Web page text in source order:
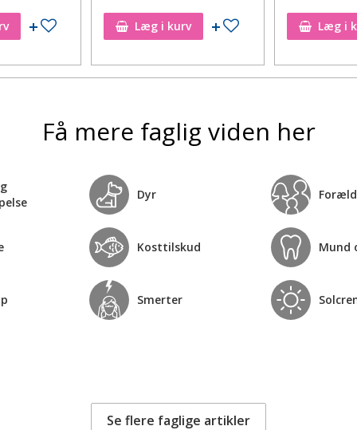
Tilføj til ønskeseddelLæg i kurv Tilføj til ønskeseddel
Læg i
Få mere faglig viden her
Dyr
Kosttilskud Mund
Smerter
Se flere faglige artikler